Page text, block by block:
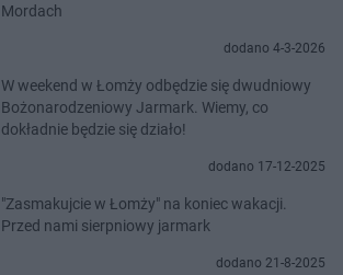
Mordach
dodano 4-3-2026
W weekend w Łomży odbędzie się dwudniowy
Bożonarodzeniowy Jarmark. Wiemy, co
dokładnie będzie się działo!
dodano 17-12-2025
"Zasmakujcie w Łomży" na koniec wakacji.
Przed nami sierpniowy jarmark
dodano 21-8-2025